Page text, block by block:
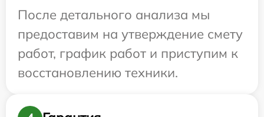
После детального анализа мы
предоставим на утверждение смету
работ, график работ и приступим к
восстановлению техники.